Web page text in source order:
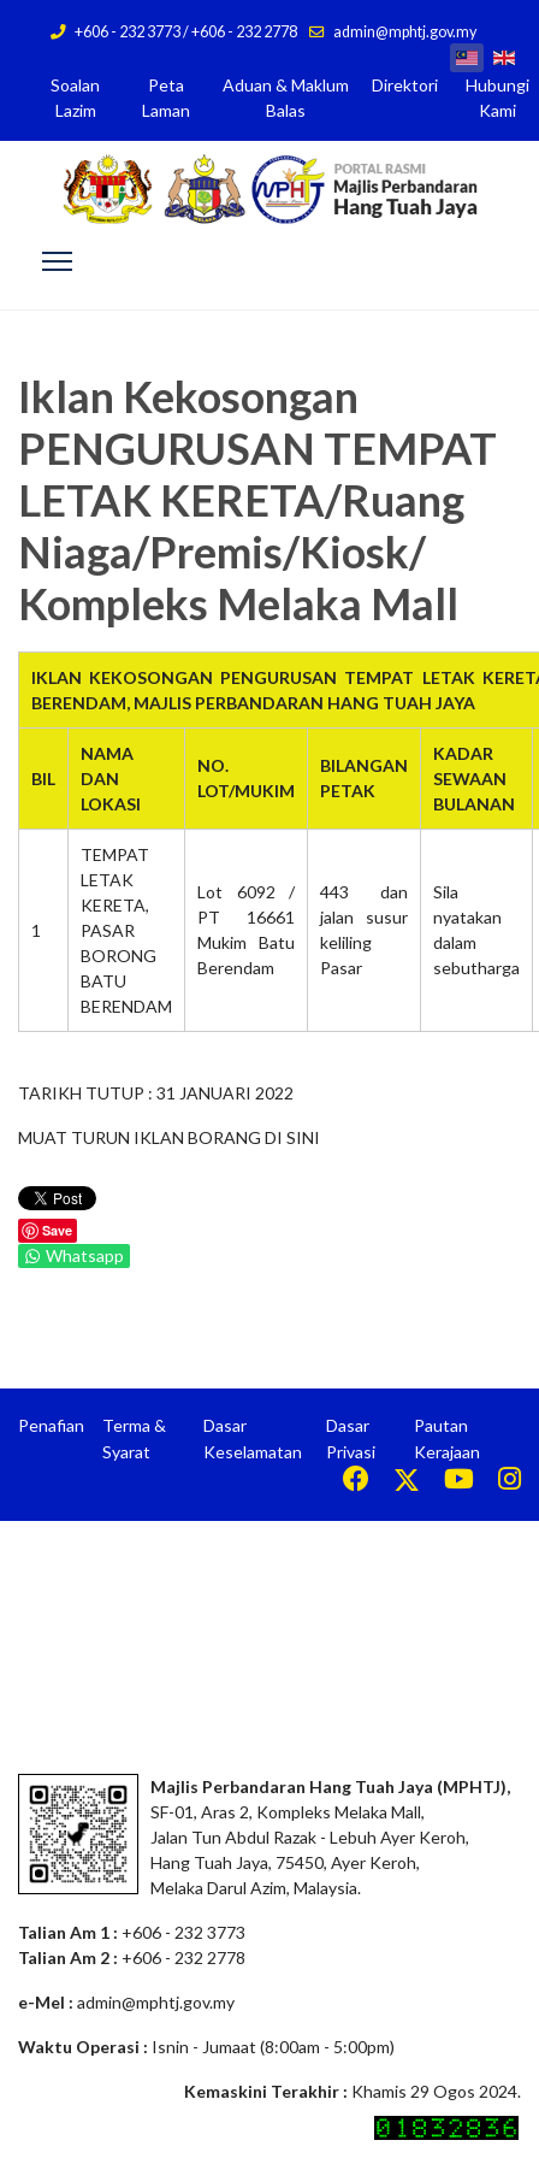
+606 - 232 3773 / +606 - 232 2778 admin@mphtj.gov.my
Soalan
Lazim
Peta
Laman
Aduan & Maklum
Balas
Direktori
Hubungi
Kami
Iklan Kekosongan
PENGURUSAN TEMPAT
LETAK KERETA/Ruang
Niaga/Premis/Kiosk/
Kompleks Melaka Mall
IKLAN KEKOSONGAN PENGURUSAN TEMPAT LETAK
BERENDAM, MAJLIS PERBANDARAN HANG TUAH JAYA
BIL
NAMA
DAN
LOKASI
NO.
LOT/MUKIM
BILANGAN
PETAK
KADAR
SEWAAN
BULANAN
1
TEMPAT
LETAK
KERETA,
PASAR
BORONG
BATU
BERENDAM
Lot 6092 /
PT 16661
Mukim Batu
Berendam
443 dan
jalan susur
keliling
Pasar
Sila
nyatakan
dalam
sebutharga
TARIKH TUTUP : 31 JANUARI 2022
MUAT TURUN IKLAN BORANG DI SINI
Save
Whatsapp
Penafian
Terma &
Syarat
Dasar
Keselamatan
Dasar
Privasi
Pautan
Kerajaan
Majlis Perbandaran Hang Tuah Jaya (MPHTJ),
SF-01, Aras 2, Kompleks Melaka Mall,
Jalan Tun Abdul Razak - Lebuh Ayer Keroh,
Hang Tuah Jaya, 75450, Ayer Keroh,
Melaka Darul Azim, Malaysia.
Talian Am 1 : +606 - 232 3773
Talian Am 2 : +606 - 232 2778
e-Mel : admin@mphtj.gov.my
Waktu Operasi : Isnin - Jumaat (8:00am - 5:00pm)
Kemaskini Terakhir : Khamis 29 Ogos 2024.